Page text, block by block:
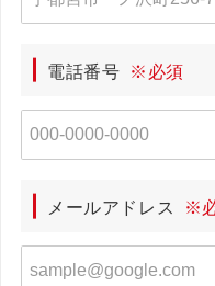
電話番号 ※必須
メールアドレス ※